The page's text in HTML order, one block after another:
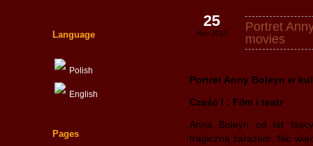
Portret
movies
25
Nov 2010
Portret Anny Boleyn w
Część I : Film i teatr
Anna Boleyn od lat
tragiczną zarazem. Nic
Language
Polish
English
Pages